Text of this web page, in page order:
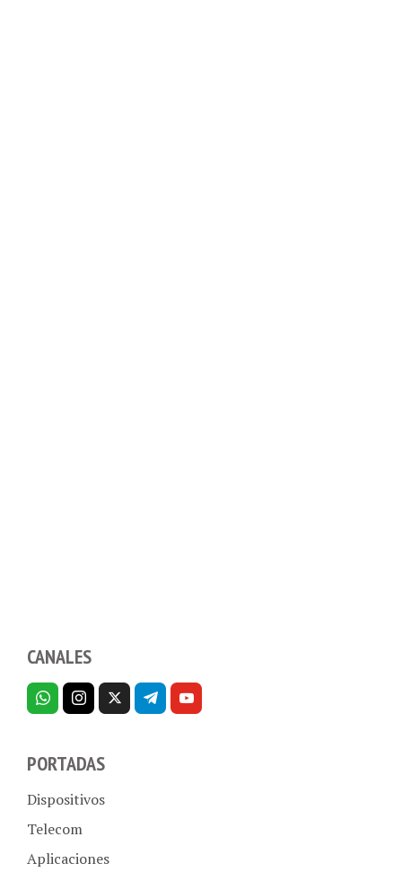
CANALES
PORTADAS
Dispositivos
Telecom
Aplicaciones